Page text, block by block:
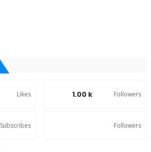
Likes 1.00 k Followers
Subscribes Followers